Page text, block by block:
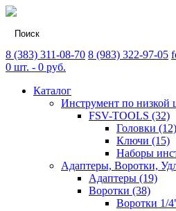
8 (383) 311-08-70 8 (983) 322-97-05
0 шт. - 0 руб.
Каталог
Инструмент по низкой
FSV-TOOLS (32)
Головки (12)
Ключи (15)
Наборы
Адаптеры, Воротки,
Адаптеры (19)
Воротки (38)
Воротки 1/